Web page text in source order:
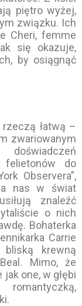
piętro wyżej,
związku. Ich
Cheri, femme
się okazuje,
by osiągnąć
łatwą –
zwariowanym
felietonów do
Observera”,
nas w świat
znaleźć
o nich
Bohaterka
Carrie
krewną
Mimo, że
one, w głębi